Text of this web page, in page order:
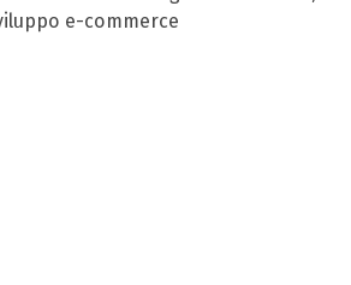
e-commerce